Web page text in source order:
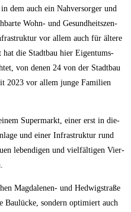
dem auch ein Nah­ver­sor­ger und
Wohn- und Gesund­heits­zen­
vor allem auch für älte­re
hat die Stadt­bau hier Eigen­tums­
von denen 24 von der Stadt­bau
2023 vor allem jun­ge Fami­li­en
Super­markt, einer erst in die­
und einer Infra­struk­tur rund
leben­di­gen und viel­fäl­ti­gen Vier­
Mag­da­le­nen- und Hed­wig­stra­ße
Bau­lü­cke, son­dern opti­miert auch